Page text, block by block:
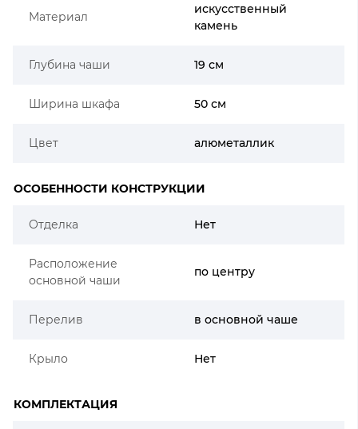
Материал
искусственный
камень
Глубина чаши 19 см
Ширина шкафа 50 см
Цвет алюметаллик
ОСОБЕННОСТИ КОНСТРУКЦИИ
Отделка Нет
Расположение
основной чаши
по центру
Перелив в основной чаше
Крыло Нет
КОМПЛЕКТАЦИЯ